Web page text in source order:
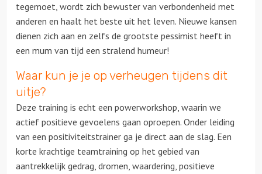
Ludieke workshops
Muzikale workshops
Teamtrainingen
Proeverijen
Rondleidingen
Wandelingen
tegemoet, wordt zich bewuster van verbondenheid met
anderen en haalt het beste uit het leven. Nieuwe kansen
dienen zich aan en zelfs de grootste pessimist heeft in
een mum van tijd een stralend humeur!
Waar kun je je op verheugen tijdens dit
uitje?
Deze training is echt een powerworkshop, waarin we
actief positieve gevoelens gaan oproepen. Onder leiding
van een positiviteitstrainer ga je direct aan de slag. Een
korte krachtige teamtraining op het gebied van
aantrekkelijk gedrag, dromen, waardering, positieve